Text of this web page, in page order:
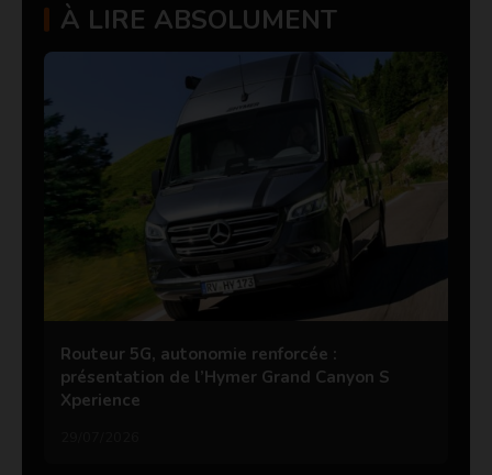
À LIRE ABSOLUMENT
Routeur 5G, autonomie renforcée :
présentation de l’Hymer Grand Canyon S
Xperience